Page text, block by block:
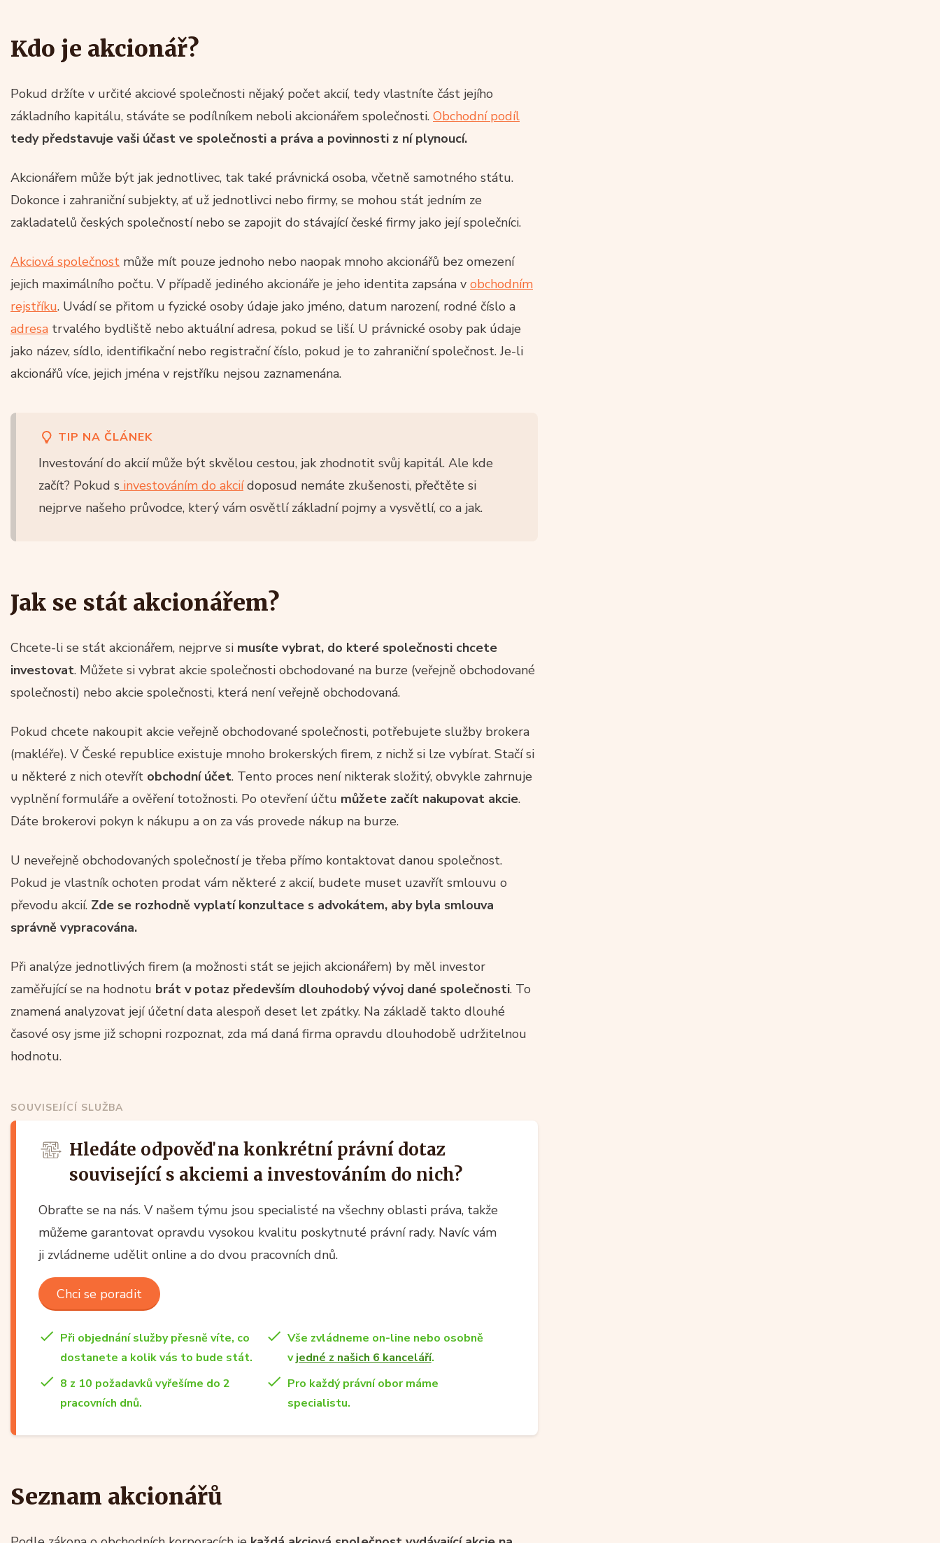
Kdo je akcionář?
Pokud držíte v určité akciové společnosti nějaký počet akcií, tedy vlastníte část jejího
základního kapitálu, stáváte se podílníkem neboli akcionářem společnosti. Obchodní podíl
tedy představuje vaši účast ve společnosti a práva a povinnosti z ní plynoucí.
Akcionářem může být jak jednotlivec, tak také právnická osoba, včetně samotného státu.
Dokonce i zahraniční subjekty, ať už jednotlivci nebo firmy, se mohou stát jedním ze
zakladatelů českých společností nebo se zapojit do stávající české firmy jako její společníci.
Akciová společnost může mít pouze jednoho nebo naopak mnoho akcionářů bez omezení
jejich maximálního počtu. V případě jediného akcionáře je jeho identita zapsána v obchodním
rejstříku. Uvádí se přitom u fyzické osoby údaje jako jméno, datum narození, rodné číslo a
adresa trvalého bydliště nebo aktuální adresa, pokud se liší. U právnické osoby pak údaje
jako název, sídlo, identifikační nebo registrační číslo, pokud je to zahraniční společnost. Je-li
akcionářů více, jejich jména v rejstříku nejsou zaznamenána.
TIP NA ČLÁNEK
Investování do akcií může být skvělou cestou, jak zhodnotit svůj kapitál. Ale kde
začít? Pokud s investováním do akciídoposud nemáte zkušenosti, přečtěte si
nejprve našeho průvodce, který vám osvětlí základní pojmy a vysvětlí, co a jak.
Jak se stát akcionářem?
Chcete-li se stát akcionářem, nejprve si musíte vybrat, do které společnosti chcete
investovat. Můžete si vybrat akcie společnosti obchodované na burze (veřejně obchodované
společnosti) nebo akcie společnosti, která není veřejně obchodovaná.
Pokud chcete nakoupit akcie veřejně obchodované společnosti, potřebujete služby brokera
(makléře). V České republice existuje mnoho brokerských firem, z nichž si lze vybírat. Stačí si
u některé z nich otevřít obchodní účet. Tento proces není nikterak složitý, obvykle zahrnuje
vyplnění formuláře a ověření totožnosti. Po otevření účtu můžete začít nakupovat akcie.
Dáte brokerovi pokyn k nákupu a on za vás provede nákup na burze.
U neveřejně obchodovaných společností je třeba přímo kontaktovat danou společnost.
Pokud je vlastník ochoten prodat vám některé z akcií, budete muset uzavřít smlouvu o
převodu akcií. Zde se rozhodně vyplatí konzultace s advokátem, aby byla smlouva
správně vypracována.
Při analýze jednotlivých firem (a možnosti stát se jejich akcionářem) by měl investor
zaměřující se na hodnotu brát v potaz především dlouhodobý vývoj dané společnosti. To
znamená analyzovat její účetní data alespoň deset let zpátky. Na základě takto dlouhé
časové osy jsme již schopni rozpoznat, zda má daná firma opravdu dlouhodobě udržitelnou
hodnotu.
SOUVISEJÍCÍ SLUŽBA
Hledáte odpověď na konkrétní právní dotaz
související s akciemi a investováním do nich?
Obraťte se na nás. V našem týmu jsou specialisté na všechny oblasti práva, takže
můžeme garantovat opravdu vysokou kvalitu poskytnuté právní rady. Navíc vám
ji zvládneme udělit online a do dvou pracovních dnů.
Chci se poradit
Při objednání služby přesně víte, co
dostanete a kolik vás to bude stát.
Vše zvládneme on-line nebo osobně
vjedné z našich 6 kanceláří.
8 z 10 požadavků vyřešíme do 2
pracovních dnů.
Pro každý právní obor máme
specialistu.
Seznam akcionářů